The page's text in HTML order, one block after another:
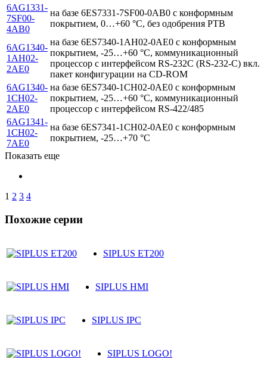
6AG1331-
7SF00-
4AB0
на базе 6ES7331-7SF00-0AB0 с конформным
покрытием, 0…+60 °C, без одобрения PTB
6AG1340-
1AH02-
2AE0
на базе 6ES7340-1AH02-0AE0 с конформным
покрытием, -25…+60 °C, коммуникационный
процессор с интерфейсом RS-232C (RS-232-C) вкл.
пакет конфигурации на CD-ROM
6AG1340-
1CH02-
2AE0
на базе 6ES7340-1CH02-0AE0 с конформным
покрытием, -25…+60 °C, коммуникационный
процессор с интерфейсом RS-422/485
6AG1341-
1CH02-
7AE0
на базе 6ES7341-1CH02-0AE0 с конформным
покрытием, -25…+70 °C
Показать еще
1 2 3 4
Похожие серии
SIPLUS ET200
SIPLUS HMI
SIPLUS IPC
SIPLUS LOGO!